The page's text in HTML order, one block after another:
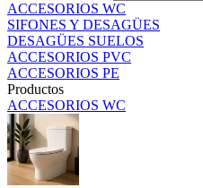
ACCESORIOS WC
SIFONES Y DESAGÜES
DESAGÜES SUELOS
ACCESORIOS PVC
ACCESORIOS PE
Productos
ACCESORIOS WC